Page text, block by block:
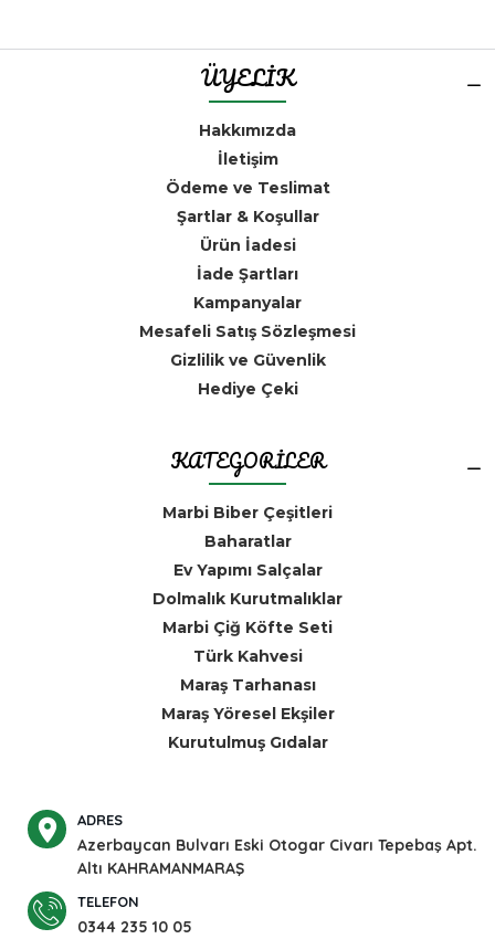
ÜYELİK
Hakkımızda
İletişim
Ödeme ve Teslimat
Şartlar & Koşullar
Ürün İadesi
İade Şartları
Kampanyalar
Mesafeli Satış Sözleşmesi
Gizlilik ve Güvenlik
Hediye Çeki
KATEGORİLER
Marbi Biber Çeşitleri
Baharatlar
Ev Yapımı Salçalar
Dolmalık Kurutmalıklar
Marbi Çiğ Köfte Seti
Türk Kahvesi
Maraş Tarhanası
Maraş Yöresel Ekşiler
Kurutulmuş Gıdalar
ADRES
Azerbaycan Bulvarı Eski Otogar Civarı Tepebaş Apt.
Altı KAHRAMANMARAŞ
TELEFON
0344 235 10 05